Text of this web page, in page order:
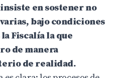
en sostener no
bajo condiciones
la Fiscalía la que
de manera
de realidad.